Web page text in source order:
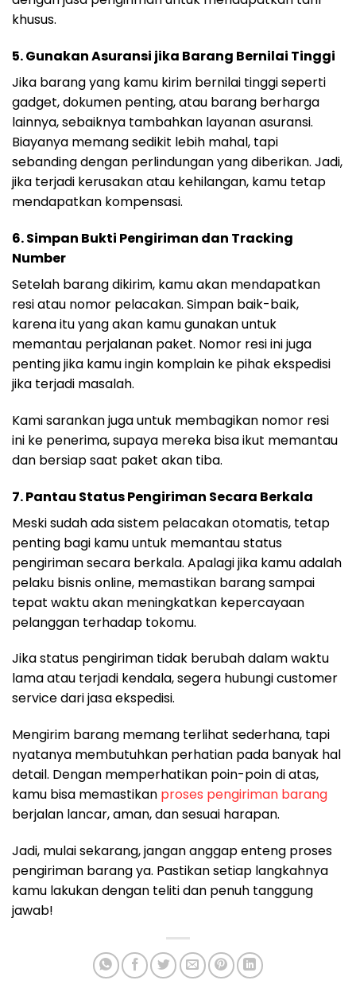
khusus.
5.Gunakan Asuransi jika Barang Bernilai Tinggi
Jika barang yang kamu kirim bernilai tinggi seperti
gadget, dokumen penting, atau barang berharga
lainnya, sebaiknya tambahkan layanan asuransi.
Biayanya memang sedikit lebih mahal, tapi
sebanding dengan perlindungan yang diberikan. Jadi,
jika terjadi kerusakan atau kehilangan, kamu tetap
mendapatkan kompensasi.
6.Simpan Bukti Pengiriman dan Tracking
Number
Setelah barang dikirim, kamu akan mendapatkan
resi atau nomor pelacakan. Simpan baik-baik,
karena itu yang akan kamu gunakan untuk
memantau perjalanan paket. Nomor resi ini juga
penting jika kamu ingin komplain ke pihak ekspedisi
jika terjadi masalah.
Kami sarankan juga untuk membagikan nomor resi
ini ke penerima, supaya mereka bisa ikut memantau
dan bersiap saat paket akan tiba.
7.Pantau Status Pengiriman Secara Berkala
Meski sudah ada sistem pelacakan otomatis, tetap
penting bagi kamu untuk memantau status
pengiriman secara berkala. Apalagi jika kamu adalah
pelaku bisnis online, memastikan barang sampai
tepat waktu akan meningkatkan kepercayaan
pelanggan terhadap tokomu.
Jika status pengiriman tidak berubah dalam waktu
lama atau terjadi kendala, segera hubungi customer
service dari jasa ekspedisi.
Mengirim barang memang terlihat sederhana, tapi
nyatanya membutuhkan perhatian pada banyak hal
detail. Dengan memperhatikan poin-poin di atas,
kamu bisa memastikan proses pengiriman barang
berjalan lancar, aman, dan sesuai harapan.
Jadi, mulai sekarang, jangan anggap enteng proses
pengiriman barang ya. Pastikan setiap langkahnya
kamu lakukan dengan teliti dan penuh tanggung
jawab!